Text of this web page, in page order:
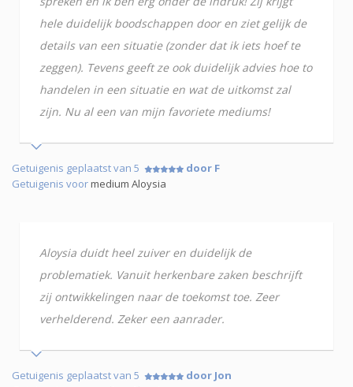
hele duidelijk boodschappen door en ziet gelijk de
details van een situatie (zonder dat ik iets hoef te
zeggen). Tevens geeft ze ook duidelijk advies hoe to
handelen in een situatie en wat de uitkomst zal
zijn. Nu al een van mijn favoriete mediums!
Getuigenis geplaatst van 5
door F
Getuigenis voormedium Aloysia
Aloysia duidt heel zuiver en duidelijk de
problematiek. Vanuit herkenbare zaken beschrijft
zij ontwikkelingen naar de toekomst toe. Zeer
verhelderend. Zeker een aanrader.
Getuigenis geplaatst van 5
door Jon